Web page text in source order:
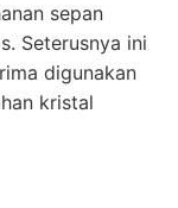
sepan
Seterusnya ini
digunakan
kristal